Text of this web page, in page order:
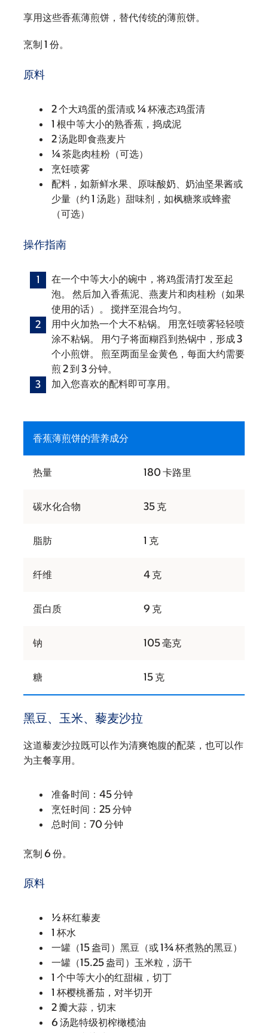
享用这些香蕉薄煎饼，替代传统的薄煎饼。
烹制 1 份。
原料
2 个大鸡蛋的蛋清或 ¼ 杯液态鸡蛋清
1 根中等大小的熟香蕉，捣成泥
2 汤匙即食燕麦片
¼ 茶匙肉桂粉（可选）
烹饪喷雾
配料，如新鲜水果、原味酸奶、奶油坚果酱或
少量（约 1 汤匙）甜味剂，如枫糖浆或蜂蜜
（可选）
操作指南
在一个中等大小的碗中，将鸡蛋清打发至起
泡。 然后加入香蕉泥、燕麦片和肉桂粉（如果
使用的话）。 搅拌至混合均匀。
用中火加热一个大不粘锅。 用烹饪喷雾轻轻喷
涂不粘锅。 用勺子将面糊舀到热锅中，形成 3
个小煎饼。 煎至两面呈金黄色，每面大约需要
煎 2 到 3 分钟。
加入您喜欢的配料即可享用。
香蕉薄煎饼的营养成分
热量 180 卡路里
碳水化合物 35 克
脂肪 1 克
纤维 4 克
蛋白质 9 克
钠 105 毫克
糖 15 克
黑豆、玉米、藜麦沙拉
这道藜麦沙拉既可以作为清爽饱腹的配菜，也可以作
为主餐享用。
准备时间：45 分钟
烹饪时间：25 分钟
总时间：70 分钟
烹制 6 份。
原料
½ 杯红藜麦
1 杯水
一罐（15 盎司）黑豆（或 1¾ 杯煮熟的黑豆）
一罐（15.25 盎司）玉米粒，沥干
1 个中等大小的红甜椒，切丁
1 杯樱桃番茄，对半切开
2 瓣大蒜，切末
6 汤匙特级初榨橄榄油